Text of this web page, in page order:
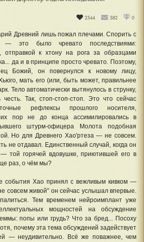
2344 382 0
Древний лишь пожал плечами. Спорить с
это было чревато последствиями:
отправкой к хтону на рога за образцами
да и в принципе просто чревато. Поэтому,
Божий, он повернулся к новому лицу,
мать его (или, быть может, правильнее
Тело автоматически вытянулось в струнку,
Так, стоп-стоп-стоп. Это что сейчас
рефлексы прошлого носителя,
пор не до конца ассимилировались в
штурм-офицера Молота подобная
Но для Древнего Хао'ртеза — не совсем.
не отдавал. Единственный случай, когда он
той горячей вдовушке, приютившей его в
раз, о чём мы?
события Хао принял с вежливым кивком —
совсем живой" он сейчас услышал впервые.
Тем временем нейроимплант уже
мощностей на обсуждение
попы или грудь? Что за бред... Посоху
почему эта тема обсуждений задействует
— неудивительно. Всё же поважнее, чем